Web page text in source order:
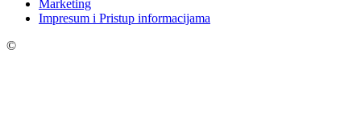
Marketing
Impresum i Pristup informacijama
©